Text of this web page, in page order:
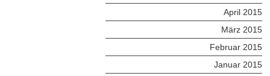
April 2015
März 2015
Februar 2015
Januar 2015